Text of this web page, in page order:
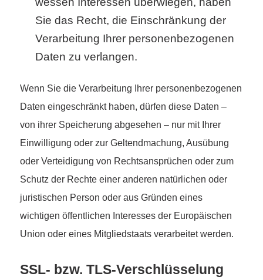
Sie das Recht, die Einschränkung der
Verarbeitung Ihrer personenbezogenen
Daten zu verlangen.
Wenn Sie die Verarbeitung Ihrer personenbezogenen
Daten eingeschränkt haben, dürfen diese Daten –
von ihrer Speicherung abgesehen – nur mit Ihrer
Einwilligung oder zur Geltendmachung, Ausübung
oder Verteidigung von Rechtsansprüchen oder zum
Schutz der Rechte einer anderen natürlichen oder
juristischen Person oder aus Gründen eines
wichtigen öffentlichen Interesses der Europäischen
Union oder eines Mitgliedstaats verarbeitet werden.
SSL- bzw. TLS-Verschlüsselung